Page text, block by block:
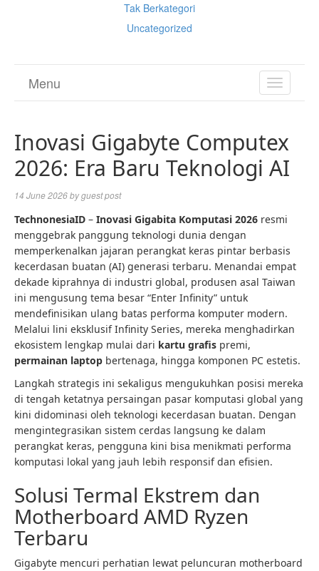
Tak Berkategori
Uncategorized
TOGGLE
Menu
Inovasi Gigabyte Computex
2026: Era Baru Teknologi AI
14 June 2026byguest post
TechnonesiaID – Inovasi Gigabita Komputasi 2026 resmi
menggebrak panggung teknologi dunia dengan
memperkenalkan jajaran perangkat keras pintar berbasis
kecerdasan buatan (AI) generasi terbaru. Menandai empat
dekade kiprahnya di industri global, produsen asal Taiwan
ini mengusung tema besar “Enter Infinity” untuk
mendefinisikan ulang batas performa komputer modern.
Melalui lini eksklusif Infinity Series, mereka menghadirkan
ekosistem lengkap mulai dari kartu grafis premi,
permainan laptop bertenaga, hingga komponen PC estetis.
Langkah strategis ini sekaligus mengukuhkan posisi mereka
di tengah ketatnya persaingan pasar komputasi global yang
kini didominasi oleh teknologi kecerdasan buatan. Dengan
mengintegrasikan sistem cerdas langsung ke dalam
perangkat keras, pengguna kini bisa menikmati performa
komputasi lokal yang jauh lebih responsif dan efisien.
Solusi Termal Ekstrem dan
Motherboard AMD Ryzen
Terbaru
Gigabyte mencuri perhatian lewat peluncuran motherboard